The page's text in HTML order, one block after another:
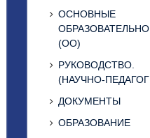
ОСНОВНЫЕ
(ОО)
РУКОВОДСТВО.
(НАУЧНО-
ДОКУМЕНТЫ
ОБРАЗОВАНИЕ